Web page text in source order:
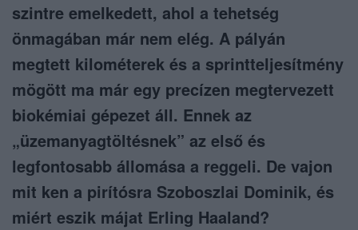
szintre emelkedett, ahol a tehetség
önmagában már nem elég. A pályán
megtett kilométerek és a sprintteljesítmény
mögött ma már egy precízen megtervezett
biokémiai gépezet áll. Ennek az
„üzemanyagtöltésnek” az első és
legfontosabb állomása a reggeli. De vajon
mit ken a pirítósra Szoboszlai Dominik, és
miért eszik májat Erling Haaland?